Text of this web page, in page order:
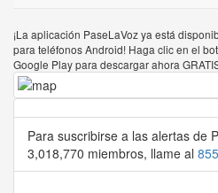
¡La aplicación PaseLaVoz ya está
para teléfonos Android! Haga clic en el
Google Play para descargar ahora
Para suscribirse a las alertas de
3,018,770 miembros, llame al